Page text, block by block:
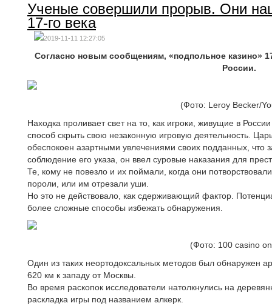
Ученые совершили прорыв. Они
17-го века
2019-11-11 12:27:05
Согласно новым сообщениям, «подпольное казино»
России.
(Фото: Leroy Becker/
Находка проливает свет на то, как игроки, живущие в
способ скрыть свою незаконную игровую деятельность.
обеспокоен азартными увлечениями своих подданных, что
соблюдение его указа, он ввел суровые наказания для
Те, кому не повезло и их поймали, когда они
пороли, или им отрезали уши.
Но это не действовало, как сдерживающий фактор.
более сложные способы избежать обнаружения.
(Фото: 100 casino
Один из таких неортодоксальных методов был обнаружен
620 км к западу от Москвы.
Во время раскопок исследователи натолкнулись на
раскладка игры под названием алкерк.